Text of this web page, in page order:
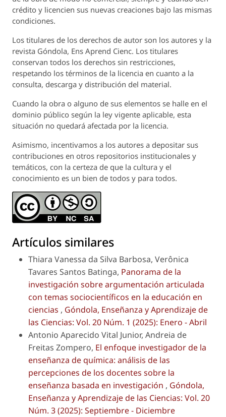
crédito y licencien sus nuevas creaciones bajo las mismas
condiciones.
Los titulares de los derechos de autor son los autores y la
revista Góndola, Ens Aprend Cienc. Los titulares
conservan todos los derechos sin restricciones,
respetando los términos de la licencia en cuanto a la
consulta, descarga y distribución del material.
Cuando la obra o alguno de sus elementos se halle en el
dominio público según la ley vigente aplicable, esta
situación no quedará afectada por la licencia.
Asimismo, incentivamos a los autores a depositar sus
contribuciones en otros repositorios institucionales y
temáticos, con la certeza de que la cultura y el
conocimiento es un bien de todos y para todos.
Artículos similares
Thiara Vanessa da Silva Barbosa, Verônica
Tavares Santos Batinga, Panorama de la
investigación sobre argumentación articulada
con temas sociocientíficos en la educación en
ciencias , Góndola, Enseñanza y Aprendizaje de
las Ciencias: Vol. 20 Núm. 1 (2025): Enero - Abril
Antonio Aparecido Vital Junior, Andreia de
Freitas Zompero, El enfoque investigador de la
enseñanza de química: análisis de las
percepciones de los docentes sobre la
enseñanza basada en investigación , Góndola,
Enseñanza y Aprendizaje de las Ciencias: Vol. 20
Núm. 3 (2025): Septiembre - Diciembre